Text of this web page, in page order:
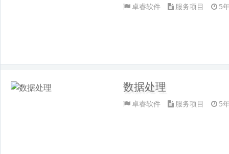
卓睿软件 服务项目 5
数据处理
卓睿软件 服务项目 5